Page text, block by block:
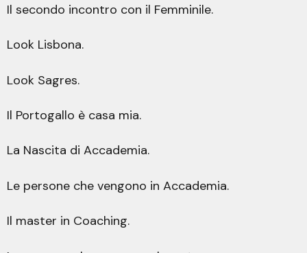
Il secondo incontro con il Femminile.
Look Lisbona.
Look Sagres.
Il Portogallo è casa mia.
La Nascita di Accademia.
Le persone che vengono in Accademia.
Il master in Coaching.